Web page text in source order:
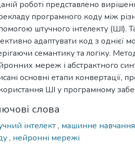
роботі представлено
програмного коду між
штучного інтелекту (ШІ).
адаптувати код з однієї
семантику та логіку.
мереж і абстрактного
основні етапи конвертації,
ШІ у програмному
слова
інтелект, машинне навчання
, нейронні мережі